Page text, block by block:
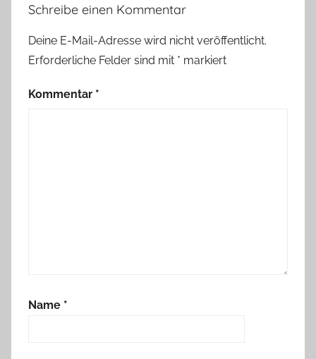
Schreibe einen Kommentar
Deine E-Mail-Adresse wird nicht veröffentlicht.
Erforderliche Felder sind mit * markiert
Kommentar *
Name *